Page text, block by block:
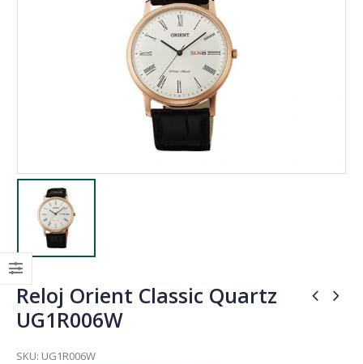
Reloj Orient Classic Quartz
UG1R006W
SKU: UG1R006W